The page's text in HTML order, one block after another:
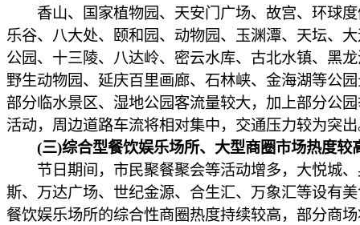
香山、国家植物园、天安门广场、故宫、环球度
乐谷、八大处、颐和园、动物园、玉渊潭、天坛、
公园、十三陵、八达岭、密云水库、古北水镇、黑
野生动物园、延庆百里画廊、石林峡、金海湖等公
部分临水景区、湿地公园客流量较大，加上部分公
活动，周边道路车流将相对集中，交通压力较为突
(三)综合型餐饮娱乐场所、大型商圈市场热度较
节日期间，市民聚餐聚会等活动增多，大悦城、
斯、万达广场、世纪金源、合生汇、万象汇等设有
餐饮娱乐场所的综合性商圈热度持续较高，部分商